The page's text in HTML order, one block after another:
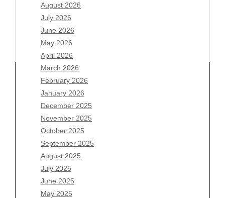
August 2026
July 2026
June 2026
May 2026
April 2026
March 2026
February 2026
January 2026
December 2025
November 2025
October 2025
September 2025
August 2025
July 2025
June 2025
May 2025
Archives
August 2026
July 2026
June 2026
May 2026
April 2026
March 2026